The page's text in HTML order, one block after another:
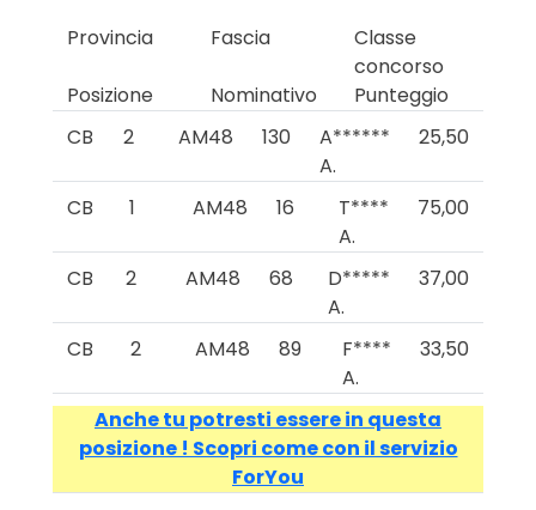
Provincia
Fascia
Classe
concorso
Posizione
Nominativo
Punteggio
CB
2 AM48 130
A******
A.
25,50
CB 1 AM48 16
T****
A.
75,00
CB 2 AM48 68
D*****
A.
37,00
CB 2 AM48 89
F****
A.
33,50
Anche tu potresti essere in questa
posizione ! Scopri come con il servizio
ForYou